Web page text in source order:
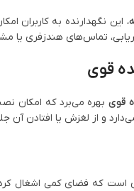
، این نگهدارنده به کاربران
تماس‌های هندزفری یا
قویبهره می‌برد که امکان
و از لغزش یا افتادن آن
است که فضای کمی اشغال